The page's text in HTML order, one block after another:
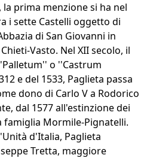
prima menzione si ha nel
i sette Castelli oggetto di
di San Giovanni in
Vasto. Nel XII secolo, il
o ''Castrum
e del 1533, Paglieta passa
dono di Carlo V a Rodorico
dal 1577 all'estinzione dei
Mormile-Pignatelli.
d'Italia, Paglieta
Tretta, maggiore